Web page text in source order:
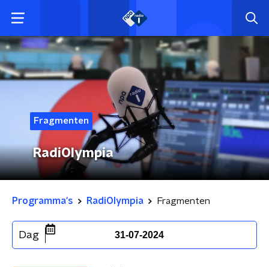
Fragmenten
RadiOlympia
Programma's RadiOlympia Fragmenten
Dag 31-07-2024